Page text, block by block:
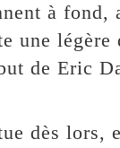
à
une légère
de Eric
dès lors,